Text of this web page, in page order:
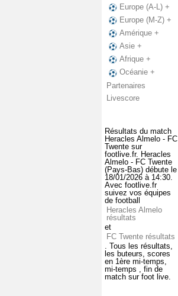
Europe (A-L) +
Europe (M-Z) +
Amérique +
Asie +
Afrique +
Océanie +
Partenaires
Livescore
Résultats du match
Heracles Almelo - FC
Twente sur
footlive.fr. Heracles
Almelo - FC Twente
(Pays-Bas) débute le
18/01/2026 à 14:30.
Avec footlive.fr
suivez vos équipes
de football
Heracles Almelo
résultats
et
FC Twente résultats
. Tous les résultats,
les buteurs, scores
en 1ère mi-temps,
mi-temps , fin de
match sur foot live.